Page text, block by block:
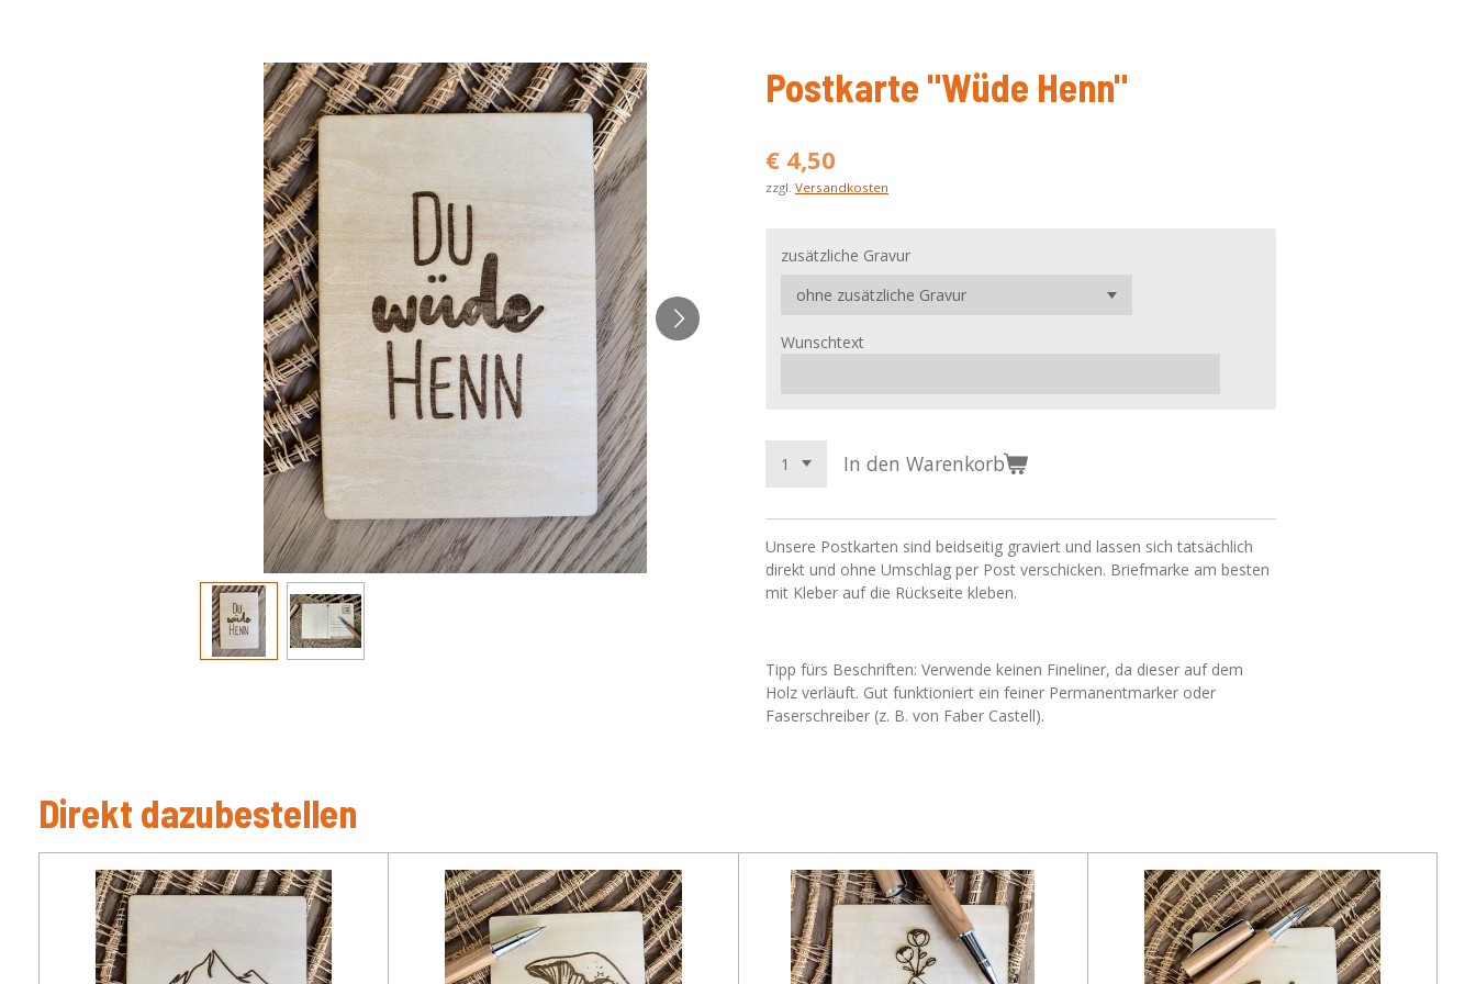
Postkarte "Wüde Henn"
€ 4,50
zzgl. Versandkosten
zusätzliche Gravur
Wunschtext
In den Warenkorb
Unsere Postkarten sind beidseitig graviert und lassen sich tatsächlich
direkt und ohne Umschlag per Post verschicken. Briefmarke am besten
mit Kleber auf die Rückseite kleben.
Tipp fürs Beschriften: Verwende keinen Fineliner, da dieser auf dem
Holz verläuft. Gut funktioniert ein feiner Permanentmarker oder
Faserschreiber (z. B. von Faber Castell).
Direkt dazubestellen